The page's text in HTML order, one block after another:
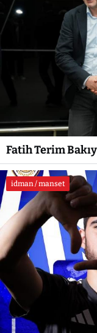
Fatih Terim
idman / manset